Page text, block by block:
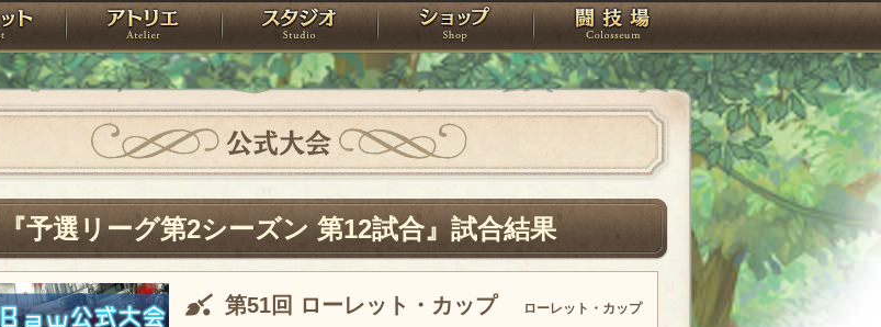
ローレット アトリエ スタジオ ショップ 闘技場
公式大会
『予選リーグ第2シーズン 第12試合』試合結果
第51回 ローレット・カップ ローレット・カップ